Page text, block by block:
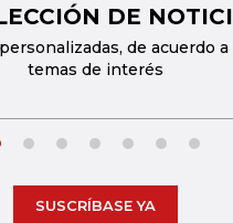
DE
de acuerdo a
temas de interés
SUSCRÍBASE YA